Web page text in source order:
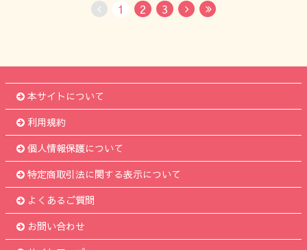
No Previous
1 2 3 NextLast
本サイトについて
利用規約
個人情報保護について
特定商取引法に関する表示について
よくあるご質問
お問い合わせ